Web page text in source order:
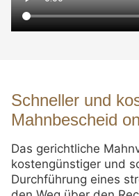
Schneller und
Mahnbescheid
Das gerichtliche
kostengünstiger und
Durchführung eines